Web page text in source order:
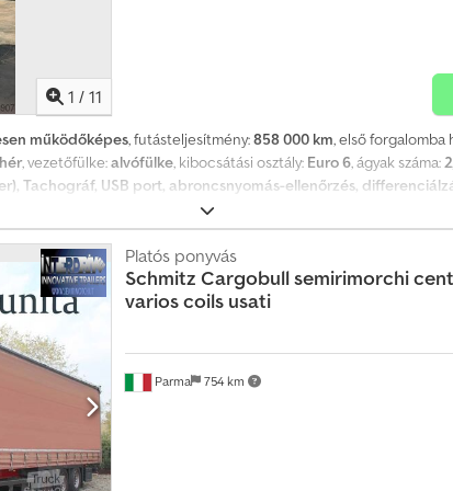
1 / 11
működőképes, futásteljesítmény:858 000 km, első forgalomba
, vezetőfülke:alvófülke, kibocsátási osztály: Euro 6, ágyak száma:2
Tachográf, USB port, abroncsnyomás-ellenőrzés,
emelkedőn való elindulás segítő, fedélzeti számítógép,
zár, légkondicionálás, légterelő, légzsák, második
szervokormány, sávelytés-támogató, teljes szervizelési
DAF szervizben tartottak karban, számlákkal és teljes,
üzemanyagtartály, állóklíma, LCD TV a fülkében, bőr belső,
retarder, fehér szín, dupla fekvőhely, belső hűtő alsó acél,
akár 60 részletes finanszírozásra, a piacon elérhető
12 hónapra. Az ismertető véletlenül eltérhet a valós
ajánlatnak. Djdeymfxdepfx Adkock További
Paolo Antonio Gorgoni úr A fotódokumentáció helyben,
figyelmét, hogy a rendszer automatikusan adhat hozzá
hogy minden esetben közvetlenül vegyék fel velünk a
Parma 754 km
Platós ponyvás
Schmitz Cargobullsemirimorchi
varios coils usati